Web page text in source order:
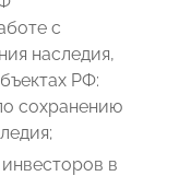
с
наследия,
РФ:
сохранению
в